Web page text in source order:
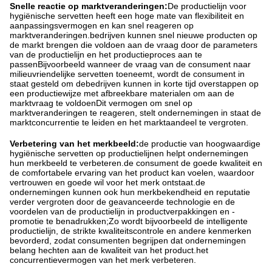
Snelle reactie op marktveranderingen:De productielijn voor
hygiënische servetten heeft een hoge mate van flexibiliteit en
aanpassingsvermogen en kan snel reageren op
marktveranderingen.bedrijven kunnen snel nieuwe producten op
de markt brengen die voldoen aan de vraag door de parameters
van de productielijn en het productieproces aan te
passenBijvoorbeeld wanneer de vraag van de consument naar
milieuvriendelijke servetten toeneemt, wordt de consument in
staat gesteld om debedrijven kunnen in korte tijd overstappen op
een productiewijze met afbreekbare materialen om aan de
marktvraag te voldoenDit vermogen om snel op
marktveranderingen te reageren, stelt ondernemingen in staat de
marktconcurrentie te leiden en het marktaandeel te vergroten.
Verbetering van het merkbeeld:de productie van hoogwaardige
hygiënische servetten op productielijnen helpt ondernemingen
hun merkbeeld te verbeteren.de consument de goede kwaliteit en
de comfortabele ervaring van het product kan voelen, waardoor
vertrouwen en goede wil voor het merk ontstaat.de
ondernemingen kunnen ook hun merkbekendheid en reputatie
verder vergroten door de geavanceerde technologie en de
voordelen van de productielijn in productverpakkingen en -
promotie te benadrukken;Zo wordt bijvoorbeeld de intelligente
productielijn, de strikte kwaliteitscontrole en andere kenmerken
bevorderd, zodat consumenten begrijpen dat ondernemingen
belang hechten aan de kwaliteit van het product.het
concurrentievermogen van het merk verbeteren.